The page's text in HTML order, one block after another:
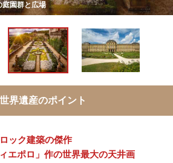
庭園群と広場
界遺産のポイント
ック建築の傑作
エポロ」作の世界最大の天井画